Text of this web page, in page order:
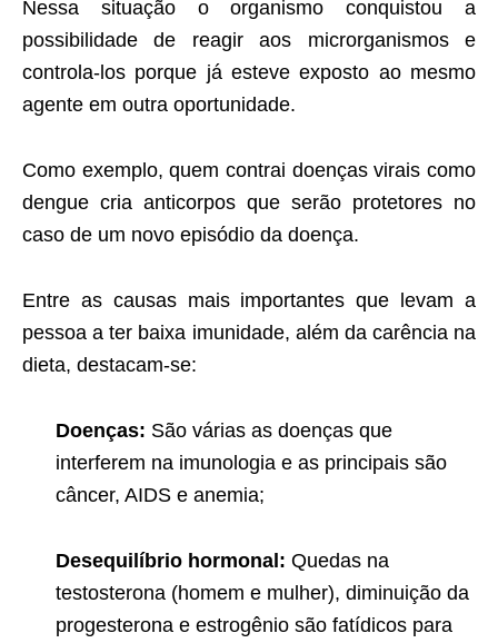
Nessa situação o organismo conquistou a
possibilidade de reagir aos microrganismos e
controla-los porque já esteve exposto ao mesmo
agente em outra oportunidade.
Como exemplo, quem contrai doenças virais como
dengue cria anticorpos que serão protetores no
caso de um novo episódio da doença.
Entre as causas mais importantes que levam a
pessoa a ter baixa imunidade, além da carência na
dieta, destacam-se:
Doenças: São várias as doenças que
interferem na imunologia e as principais são
câncer, AIDS e anemia;
Desequilíbrio hormonal: Quedas na
testosterona (homem e mulher), diminuição da
progesterona e estrogênio são fatídicos para